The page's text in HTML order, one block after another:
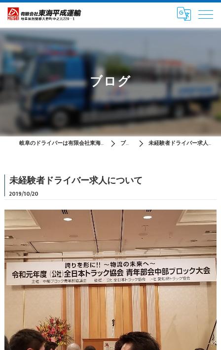
ブログ
岐阜のドライバーは有限会社東海平成運輸 ブログ 未経験者ドライバー求人について
未経験者ドライバー求人について
2019/10/20